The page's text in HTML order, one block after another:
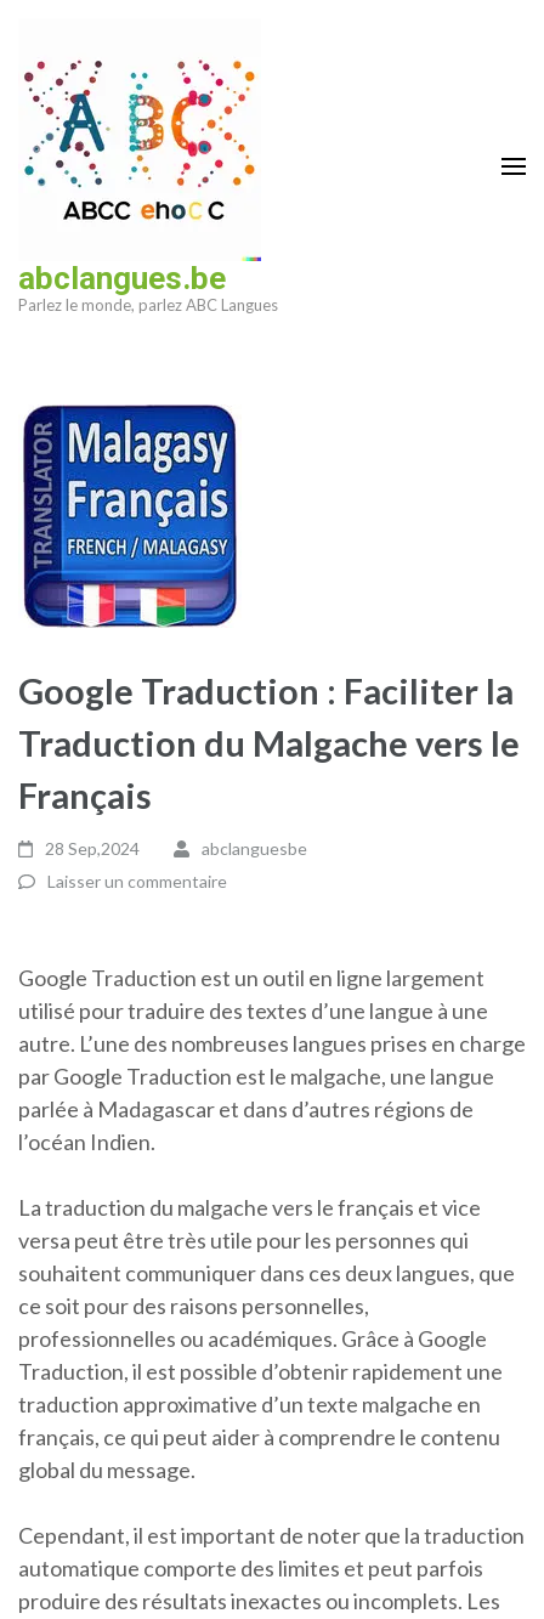
contenu
(Pressez
Entrée)
abclangues.be
Parlez le monde, parlez ABC Langues
Google Traduction : Faciliter la
Traduction du Malgache vers le
Français
28 Sep,2024
abclanguesbe
Laisser un commentaire
Google Traduction est un outil en ligne largement
utilisé pour traduire des textes d’une langue à une
autre. L’une des nombreuses langues prises en charge
par Google Traduction est le malgache, une langue
parlée à Madagascar et dans d’autres régions de
l’océan Indien.
La traduction du malgache vers le français et vice
versa peut être très utile pour les personnes qui
souhaitent communiquer dans ces deux langues, que
ce soit pour des raisons personnelles,
professionnelles ou académiques. Grâce à Google
Traduction, il est possible d’obtenir rapidement une
traduction approximative d’un texte malgache en
français, ce qui peut aider à comprendre le contenu
global du message.
Cependant, il est important de noter que la traduction
automatique comporte des limites et peut parfois
produire des résultats inexactes ou incomplets. Les